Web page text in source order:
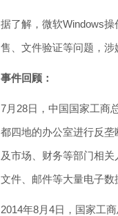
据了解，微软Windows
售、文件验证等问题，涉
事件回顾：
7月28日，中国国家工商
都四地的办公室进行反
及市场、财务等部门相
文件、邮件等大量电子数
2014年8月4日，国家工